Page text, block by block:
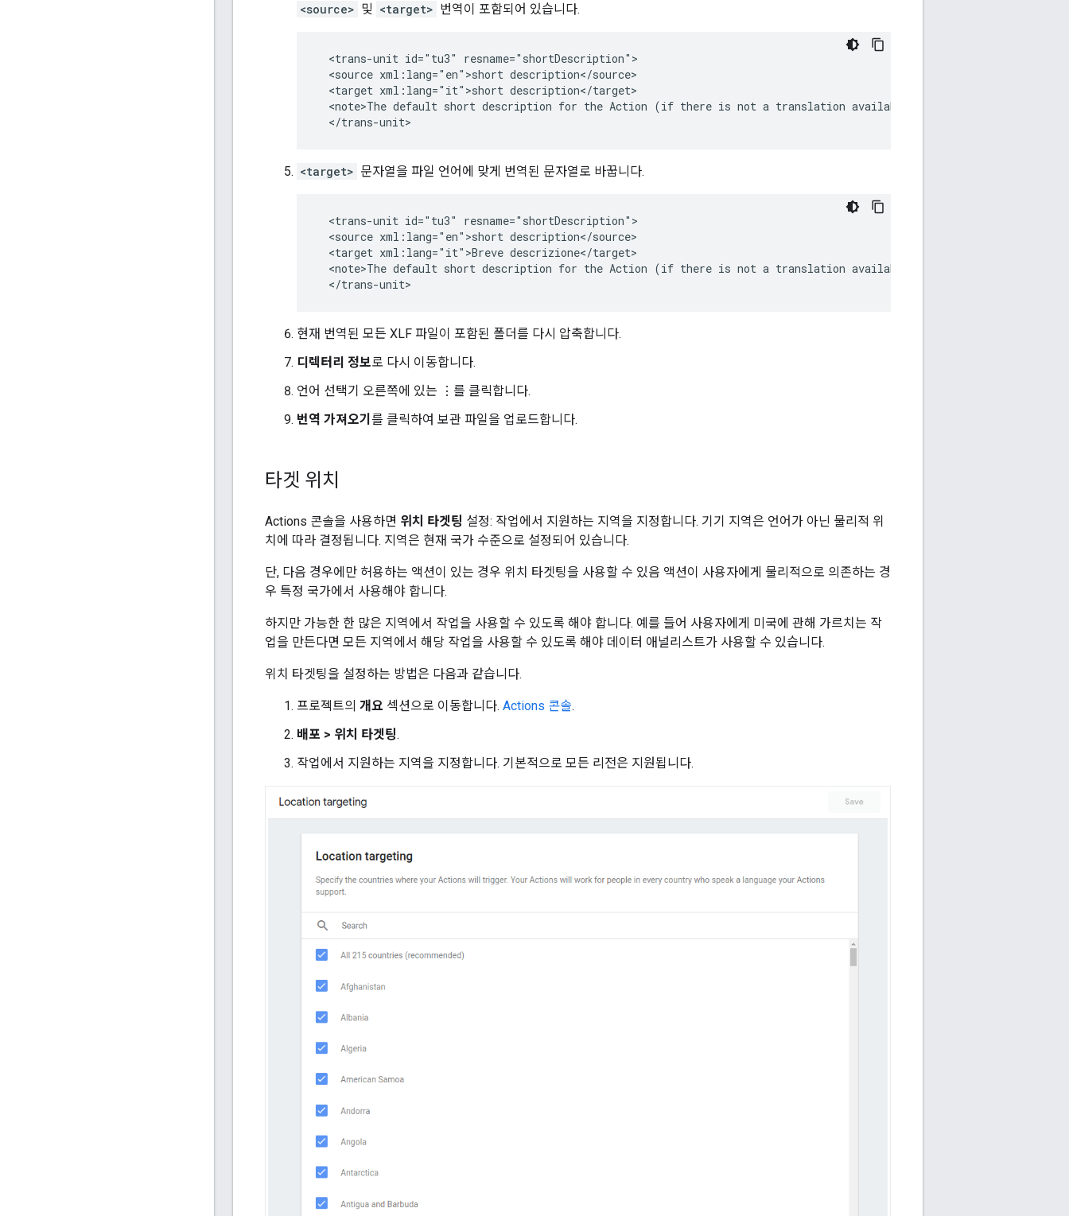
<source> 및 <target> 번역이 포함되어 있습니다.
  <trans-unit id="tu3" resname="shortDescription">
  <source xml:lang="en">short description</source>
  <target xml:lang="it">short description</target>
<note>The default short description for the Action (if there is not a translation available). This is limited to 80
<target> 문자열을 파일 언어에 맞게 번역된 문자열로 바꿉니다.
  <trans-unit id="tu3" resname="shortDescription">
  <source xml:lang="en">short description</source>
  <target xml:lang="it">Breve descrizione</target>
<note>The default short description for the Action (if there is not a translation available). This is limited to 80
현재 번역된 모든 XLF 파일이 포함된 폴더를 다시 압축합니다.
디렉터리 정보로 다시 이동합니다.
언어 선택기 오른쪽에 있는 ⋮를 클릭합니다.
번역 가져오기 를 클릭하여 보관 파일을 업로드합니다.
타겟 위치
Actions 콘솔을 사용하면 위치 타겟팅 설정: 작업에서 지원하는 지역을 지정합니다. 기기 지역은 언어가 아닌 물리적 위
치에 따라 결정됩니다. 지역은 현재 국가 수준으로 설정되어 있습니다.
단, 다음 경우에만 허용하는 액션이 있는 경우 위치 타겟팅을 사용할 수 있음 액션이 사용자에게 물리적으로 의존하는 경
우 특정 국가에서 사용해야 합니다.
하지만 가능한 한 많은 지역에서 작업을 사용할 수 있도록 해야 합니다. 예를 들어 사용자에게 미국에 관해 가르치는 작
업을 만든다면 모든 지역에서 해당 작업을 사용할 수 있도록 해야 데이터 애널리스트가 사용할 수 있습니다.
위치 타겟팅을 설정하는 방법은 다음과 같습니다.
프로젝트의 개요 섹션으로 이동합니다. Actions 콘솔.
배포 > 위치 타겟팅.
작업에서 지원하는 지역을 지정합니다. 기본적으로 모든 리전은 지원됩니다.